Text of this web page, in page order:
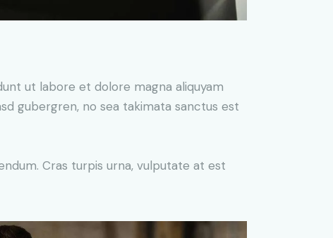
ut labore et dolore magna aliquyam
gubergren, no sea takimata sanctus est
Cras turpis urna, vulputate at est